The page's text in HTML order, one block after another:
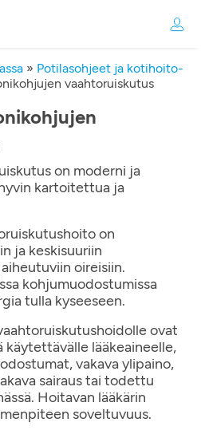
» Potilasohjeet ja kotihoito-
vaahtoruiskutus
on moderni ja
kartoitettua ja
on
ja keskisuuriin
oireisiin.
kohjumuodostumissa
tulla kyseeseen.
ovat
lääkeaineelle,
vakava ylipaino,
sairaus tai todettu
Hoitavan lääkärin
soveltuvuus.